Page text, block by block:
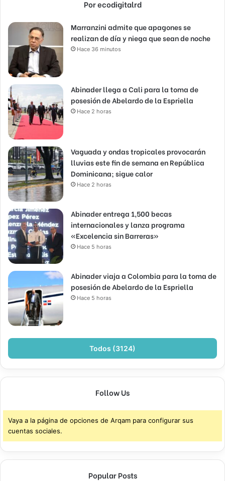
Por ecodigitalrd
Marranzini admite que apagones se
realizan de día y niega que sean de noche
Hace 36 minutos
Abinader llega a Cali para la toma de
posesión de Abelardo de la Espriella
Hace 2 horas
Vaguada y ondas tropicales provocarán
lluvias este fin de semana en República
Dominicana; sigue calor
Hace 2 horas
Abinader entrega 1,500 becas
internacionales y lanza programa
«Excelencia sin Barreras»
Hace 5 horas
Abinader viaja a Colombia para la toma de
posesión de Abelardo de la Espriella
Hace 5 horas
Todos (3124)
Follow Us
Vaya a la página de opciones de Arqam para configurar sus
cuentas sociales.
Popular Posts